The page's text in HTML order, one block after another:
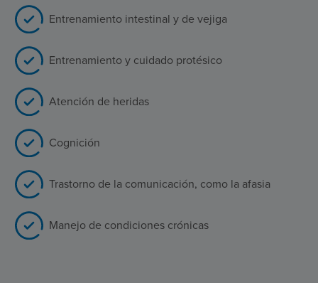
Entrenamiento intestinal y de vejiga
Entrenamiento y cuidado protésico
Atención de heridas
Cognición
Trastorno de la comunicación, como la afasia
Manejo de condiciones crónicas